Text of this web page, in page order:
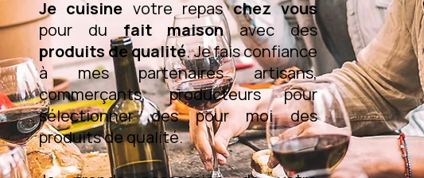
Je cuisine votre repaschez vous
pour du fait maisonavec des
produits de qualité. Je fais confiance
à mes partenaires artisans,
commerçants, producteurs pour
sélectionner des pour moi des
produits de qualité.